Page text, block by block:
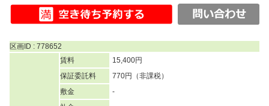
区画ID : 778652
賃料
15,400円
保証委託料
770円（非課税）
敷金
-